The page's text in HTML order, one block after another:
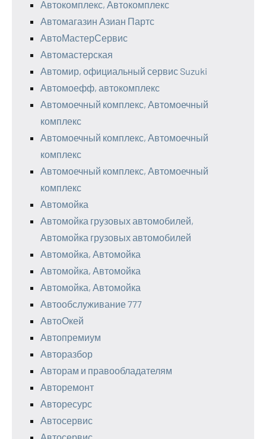
Автокомплекс, Автокомплекс
Автомагазин Азиан Партс
АвтоМастерСервис
Автомастерская
Автомир, официальный сервис Suzuki
Автомоефф, автокомплекс
Автомоечный комплекс, Автомоечный
комплекс
Автомоечный комплекс, Автомоечный
комплекс
Автомоечный комплекс, Автомоечный
комплекс
Автомойка
Автомойка грузовых автомобилей,
Автомойка грузовых автомобилей
Автомойка, Автомойка
Автомойка, Автомойка
Автомойка, Автомойка
Автообслуживание 777
АвтоОкей
Автопремиум
Авторазбор
Авторам и правообладателям
Авторемонт
Авторесурс
Автосервис